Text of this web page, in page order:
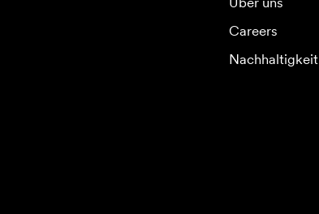
Careers
Nachhaltigkeit